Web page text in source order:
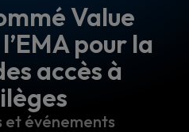
Value
pour la
accès à
et événements